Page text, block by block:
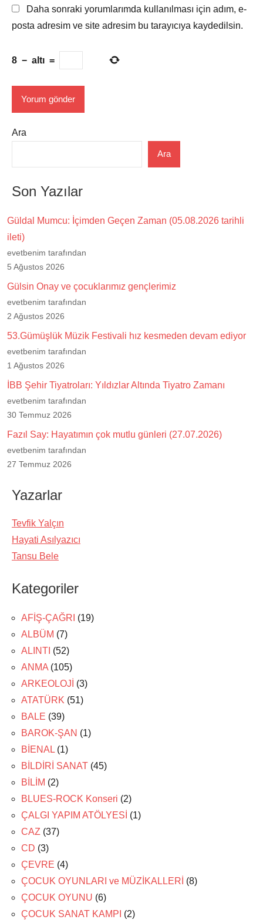
Daha sonraki yorumlarımda kullanılması için adım, e-
posta adresim ve site adresim bu tarayıcıya kaydedilsin.
8 − altı =
Ara
Ara
Son Yazılar
Güldal Mumcu: İçimden Geçen Zaman (05.08.2026 tarihli
ileti)
evetbenim tarafından
5 Ağustos 2026
Gülsin Onay ve çocuklarımız gençlerimiz
evetbenim tarafından
2 Ağustos 2026
53.Gümüşlük Müzik Festivali hız kesmeden devam ediyor
evetbenim tarafından
1 Ağustos 2026
İBB Şehir Tiyatroları: Yıldızlar Altında Tiyatro Zamanı
evetbenim tarafından
30 Temmuz 2026
Fazıl Say: Hayatımın çok mutlu günleri (27.07.2026)
evetbenim tarafından
27 Temmuz 2026
Yazarlar
Tevfik Yalçın
Hayati Asılyazıcı
Tansu Bele
Kategoriler
AFİŞ-ÇAĞRI (19)
ALBÜM (7)
ALINTI (52)
ANMA (105)
ARKEOLOJİ (3)
ATATÜRK (51)
BALE (39)
BAROK-ŞAN (1)
BİENAL (1)
BİLDİRİ SANAT (45)
BİLİM (2)
BLUES-ROCK Konseri (2)
ÇALGI YAPIM ATÖLYESİ (1)
CAZ (37)
CD (3)
ÇEVRE (4)
ÇOCUK OYUNLARI ve MÜZİKALLERİ (8)
ÇOCUK OYUNU (6)
ÇOCUK SANAT KAMPI (2)